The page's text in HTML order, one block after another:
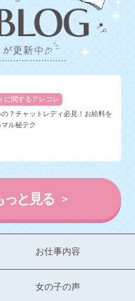
に関するアレコレ
？チャットレディ必見！お給料を
ル秘テク
っと見る
お仕事内容
女の子の声